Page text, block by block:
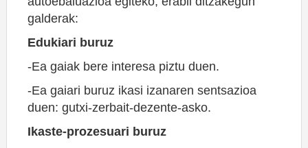
galderak:
Edukiari buruz
-Ea gaiak bere interesa piztu duen.
-Ea gaiari buruz ikasi izanaren sentsazioa
duen: gutxi-zerbait-dezente-asko.
Ikaste-prozesuari buruz